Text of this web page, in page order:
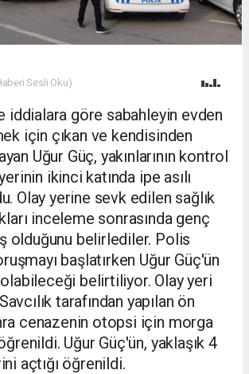
Sesli Oku)
iddialara göre sabahleyin evden
için çıkan ve kendisinden
Uğur Güç, yakınlarının kontrol
ikinci katında ipe asılı
Olay yerine sevk edilen sağlık
inceleme sonrasında genç
olduğunu belirlediler. Polis
başlatırken Uğur Güç'ün
belirtiliyor. Olay yeri
tarafından yapılan ön
cenazenin otopsi için morga
Uğur Güç'ün, yaklaşık 4
açtığı öğrenildi.